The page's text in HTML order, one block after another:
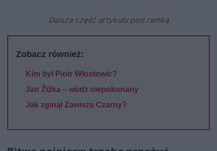
Dalsza część artykułu pod ramką
Zobacz również:
Kim był Piotr Włostowic?
Jan Žižka – wódz niepokonany
Jak zginął Zawisza Czarny?